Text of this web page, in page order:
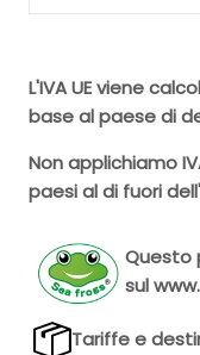
L'IVA UE viene
base al paese di
Non applichiamo
paesi al di fuori
Questo
sul
Tariffe e